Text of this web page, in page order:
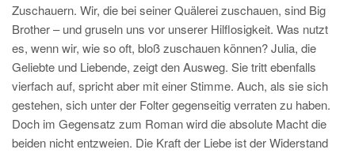
Zuschauern. Wir, die bei seiner Quälerei zuschauen, sind Big
Brother – und gruseln uns vor unserer Hilflosigkeit. Was nutzt
es, wenn wir, wie so oft, bloß zuschauen können? Julia, die
Geliebte und Liebende, zeigt den Ausweg. Sie tritt ebenfalls
vierfach auf, spricht aber mit einer Stimme. Auch, als sie sich
gestehen, sich unter der Folter gegenseitig verraten zu haben.
Doch im Gegensatz zum Roman wird die absolute Macht die
beiden nicht entzweien. Die Kraft der Liebe ist der Widerstand